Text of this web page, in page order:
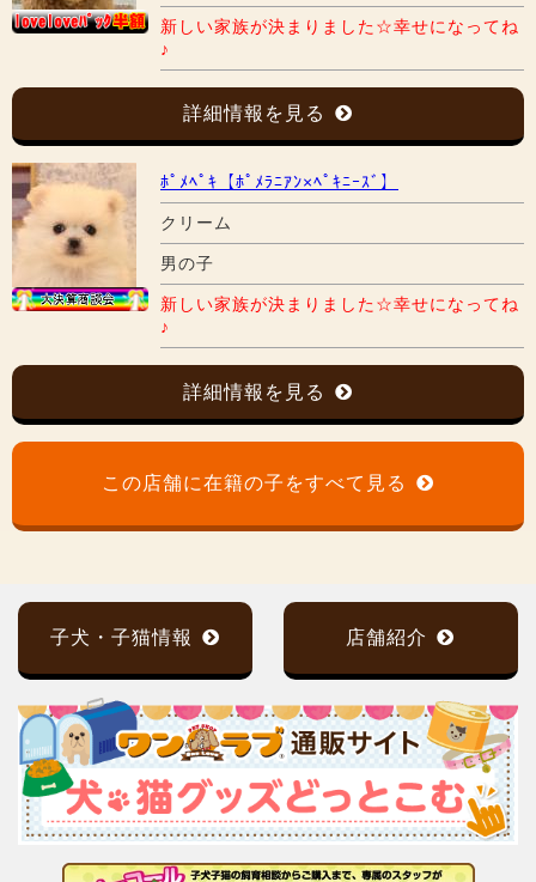
新しい家族が決まりました☆幸せになってね
♪
詳細情報を見る
ﾎﾟﾒﾍﾟｷ【ﾎﾟﾒﾗﾆｱﾝ×ﾍﾟｷﾆｰｽﾞ】
クリーム
男の子
新しい家族が決まりました☆幸せになってね
♪
詳細情報を見る
この店舗に在籍の子をすべて見る
子犬・子猫情報 店舗紹介